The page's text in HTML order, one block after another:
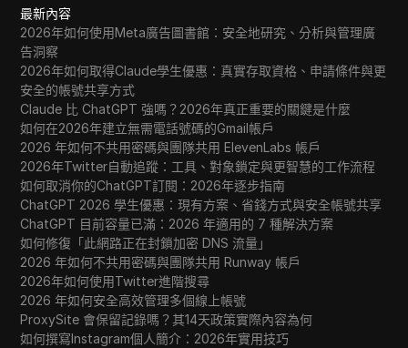
最新內容
2026年如何使用Meta廣告圖書館：安全地研究、分析與管理廣
告洞察
2026年如何取得Claude學生優惠：真實存取資格、申請條件與更
安全的帳號共享方式
Claude 比 ChatGPT 強嗎？2026年真正重要的關鍵是什麼
如何在2026年建立無需電話號碼的Gmail帳戶
2026 年如何不共用密碼與團隊共用 ElevenLabs 帳戶
2026年Twitter自動追蹤：工具、對象鎖定與更智慧的工作流程
如何取消你的ChatGPT訂閱：2026年逐步指南
ChatGPT 2026 學生優惠：現有方案、省錢方式與安全帳號共享
ChatGPT 目前容量已滿：2026 年適用的 7 種解決方案
如何修復「此網路正在封鎖加密 DNS 流量」
2026 年如何不共用密碼與團隊共用 Runway 帳戶
2026年如何使用Twitter進階搜尋
2026 年如何安全高效管理多個線上帳號
ProxySite 會保留記錄嗎？其14天政策實際內容為何
如何撰寫Instagram個人簡介：2026年實用技巧